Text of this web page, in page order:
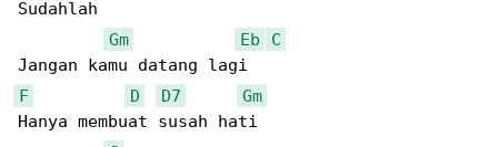
Sudahlah
Gm
Eb
C
F
D D7
Gm
Hanya membuat susah hati